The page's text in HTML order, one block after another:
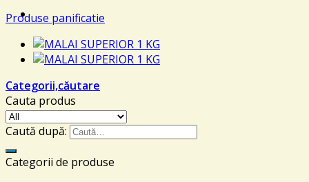
Produse panificatie
Categorii,căutare
Cauta produs
Caută după:
Categorii de produse